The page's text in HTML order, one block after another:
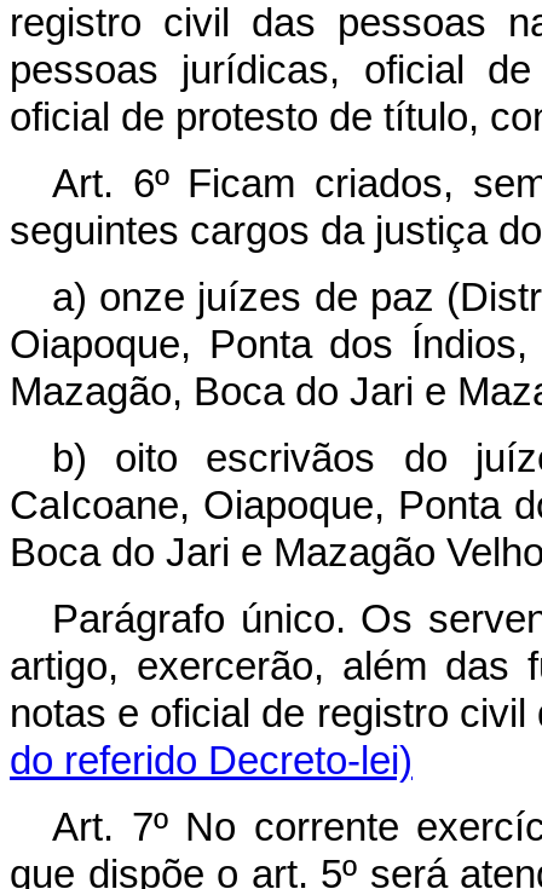
registro civil das pessoas
pessoas jurídicas, oficial
oficial de protesto de título,
Art. 6º Ficam criados,
seguintes cargos da justiça
a) onze juízes de paz
Oiapoque, Ponta dos
Mazagão, Boca do Jari e
b) oito escrivãos do
CaIcoane, Oiapoque, Ponta
Boca do Jari e Mazagão
Parágrafo único. Os
artigo, exercerão, além das
notas e oficial de registro
do referido Decreto-lei)
Art. 7º No corrente
que dispõe o art. 5º será